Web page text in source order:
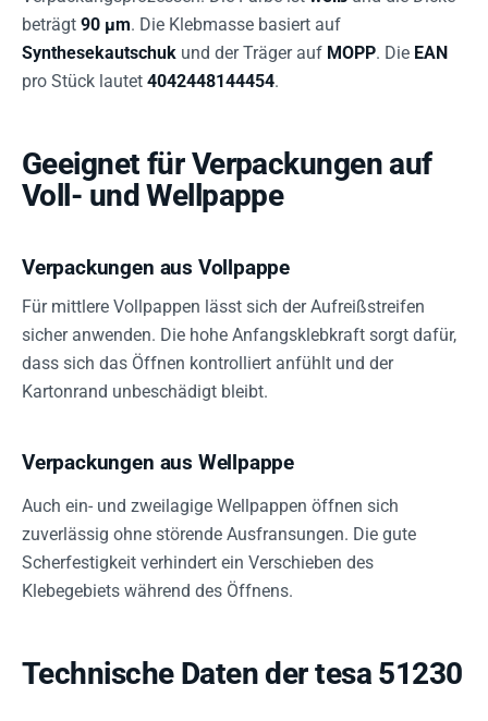
beträgt 90 µm. Die Klebmasse basiert auf
Synthesekautschuk und der Träger auf MOPP. Die EAN
pro Stück lautet 4042448144454.
Geeignet für Verpackungen auf
Voll- und Wellpappe
Verpackungen aus Vollpappe
Für mittlere Vollpappen lässt sich der Aufreißstreifen
sicher anwenden. Die hohe Anfangsklebkraft sorgt dafür,
dass sich das Öffnen kontrolliert anfühlt und der
Kartonrand unbeschädigt bleibt.
Verpackungen aus Wellpappe
Auch ein- und zweilagige Wellpappen öffnen sich
zuverlässig ohne störende Ausfransungen. Die gute
Scherfestigkeit verhindert ein Verschieben des
Klebegebiets während des Öffnens.
Technische Daten der tesa 51230